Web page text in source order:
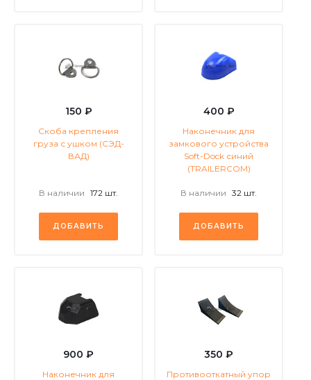
150 ₽
Скоба крепления
груза с ушком (СЭД-
ВАД)
В наличии 172 шт.
ДОБАВИТЬ
400 ₽
Наконечник для
замкового устройства
Soft-Dock синий
(TRAILERCOM)
В наличии 32 шт.
ДОБАВИТЬ
900 ₽
Наконечник для
350 ₽
Противооткатный упор